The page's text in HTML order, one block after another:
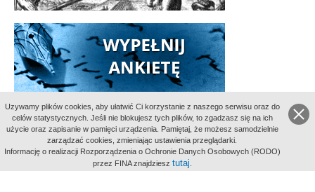
Uzywamy plików cookies, aby ułatwić Ci korzystanie z naszego serwisu oraz do
celów statystycznych. Jeśli nie blokujesz tych plików, to zgadzasz się na ich
użycie oraz zapisanie w pamięci urządzenia. Pamiętaj, że możesz samodzielnie
zarządzać cookies, zmieniając ustawienia przeglądarki.
Informację o realizacji Rozporządzenia o Ochronie Danych Osobowych (RODO)
przez FINA znajdziesz tutaj